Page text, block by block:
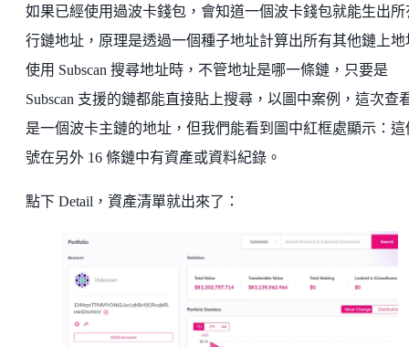
如果已經使用過波卡錢包，會知道一個波卡錢包就能生出所
行鏈地址，原理是透過一個種子地址計算出所有其他鏈上地
使用 Subscan 搜尋地址時，不管地址是哪一條鏈，只要是
Subscan 支援的鏈都能直接貼上搜尋，以圖中案例，這次查
是一個波卡主鏈的地址，但我們能看到圖中紅框處顯示：這
號在另外 16 條鏈中有資產或資料紀錄。
點下 Detail，資產清單就出來了：